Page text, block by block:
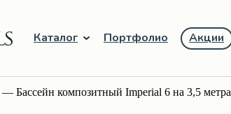
Портфолио
Каталог Акции
— Бассейн композитный Imperial 6 на 3,5 метра